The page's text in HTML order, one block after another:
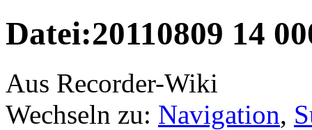
Datei:20110809 14
Aus Recorder-Wiki
Wechseln zu: Navigation,